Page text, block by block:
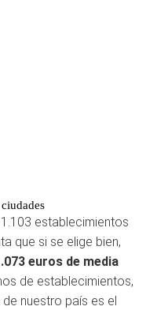
establecimientos
que si se elige bien,
euros de media
de establecimientos,
nuestro país es el